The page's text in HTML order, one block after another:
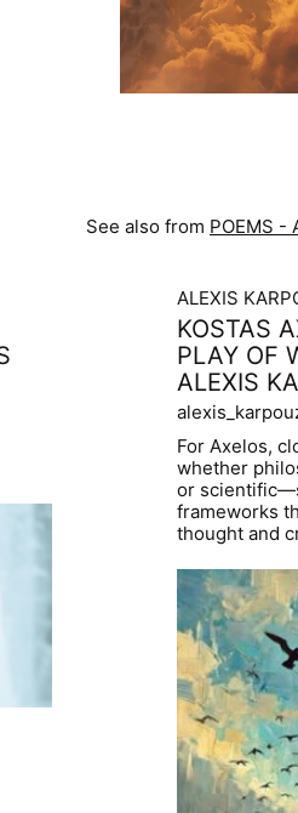
See also from POEMS -
ALEXIS
KOSTAS
PLAY OF
ALEXIS
For Axelos,
whether
or
frameworks
thought and